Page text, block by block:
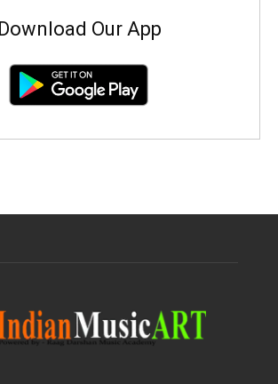
Download Our App